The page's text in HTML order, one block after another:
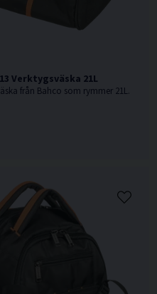
Verktygsväska 21L
från Bahco som rymmer 21L.